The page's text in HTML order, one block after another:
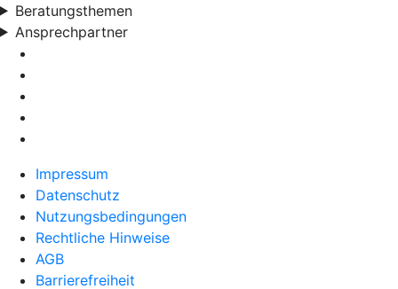
Beratungsthemen
Ansprechpartner
Impressum
Datenschutz
Nutzungsbedingungen
Rechtliche Hinweise
AGB
Barrierefreiheit